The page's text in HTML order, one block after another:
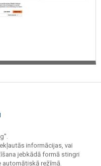
informācijas, vai
jebkādā formā stingri
automātiskā režīmā.